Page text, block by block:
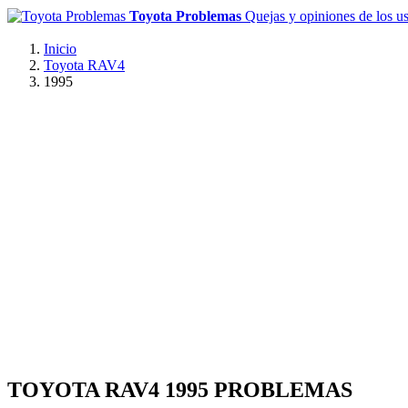
Toyota Problemas Quejas y opiniones de los
Inicio
Toyota RAV4
1995
TOYOTA RAV4 1995 PROBLEMAS